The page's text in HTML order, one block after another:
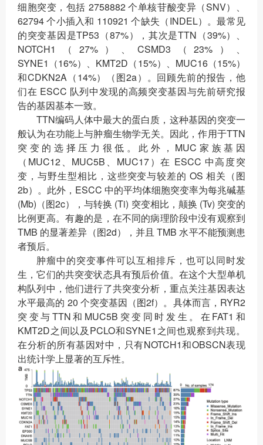
细胞突变，包括 2758882 个单核苷酸变异（SNV）、
62794 个小插入和 110921 个缺失（INDEL）。最常见
的突变基因是TP53（87%），其次是TTN（39%）、
NOTCH1（27%）、CSMD3（23%）、
SYNE1（16%）、KMT2D（15%）、MUC16（15%）
和CDKN2A（14%）（图2a）。回顾先前的报告，他
们在 ESCC 队列中发现的高频突变基因与先前研究报
告的基因基本一致。
TTN编码人体中最大的蛋白质，这种基因的突变一
般认为在功能上与肿瘤生物学无关。因此，作用于TTN
突变的选择压力很低。此外，MUC家族基因
（MUC12、MUC5B、MUC17）在 ESCC 中高度突
变，与野生型相比，这些突变与较差的 OS 相关（图
2b）。此外，ESCC 中的平均体细胞突变率为每兆碱基
(Mb)（图2c），与转换 (Ti) 突变相比，颠换 (Tv) 突变的
比例更高。有趣的是，在不同的病理阶段中没有观察到
TMB 的显著差异（图2d），并且 TMB 水平不能预测患
者预后。
肿瘤中的突变事件可以互相排斥，也可以同时发
生，它们的共突变状态具有预后价值。在这个大型单机
构队列中，他们进行了共突变分析，重点关注基因表达
水平最高的 20 个突变基因（图2f）。具体而言，RYR2
突变与TTN和MUC5B突变同时发生。在FAT1和
KMT2D之间以及PCLO和SYNE1之间也观察到共现。
在分析的所有基因对中，只有NOTCH1和OBSCN表现
出统计学上显著的互斥性。